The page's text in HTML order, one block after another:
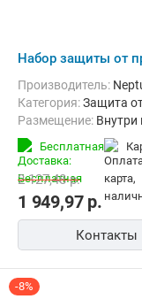
Набор защиты от
Производитель:
Категория:Защита
Размещение:
Бесплатная
1 949,97р.
2 127,48р.
Контакты
-8%